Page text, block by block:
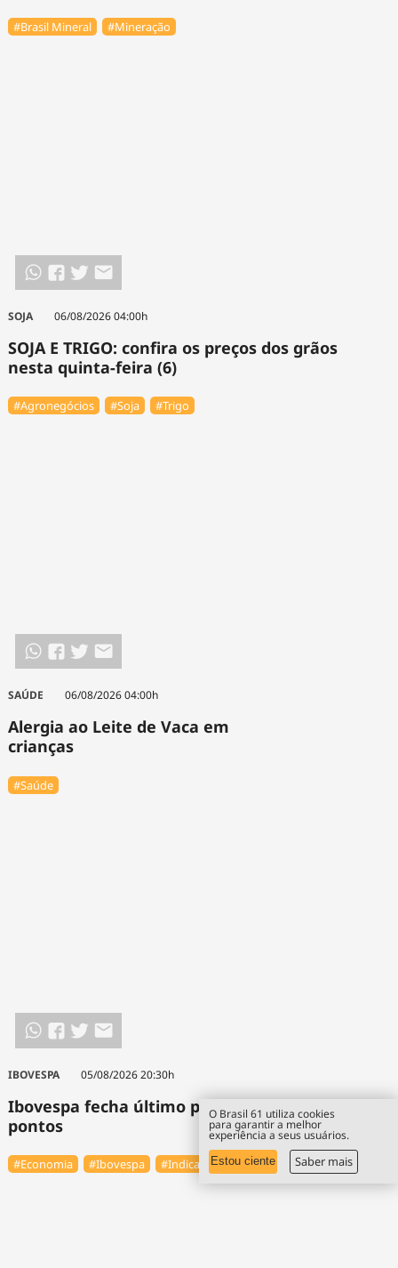
#Brasil Mineral #Mineração
SOJA 06/08/2026 04:00h
SOJA E TRIGO: confira os preços dos grãos
nesta quinta-feira (6)
#Agronegócios #Soja #Trigo
SAÚDE 06/08/2026 04:00h
Alergia ao Leite de Vaca em
crianças
#Saúde
IBOVESPA 05/08/2026 20:30h
Ibovespa fecha último pregão aos 177.726
pontos
#Economia #Ibovespa #Indicadores econômicos
O Brasil 61 utiliza cookies
para garantir a melhor
experiência a seus usuários.
Estou ciente Saber mais